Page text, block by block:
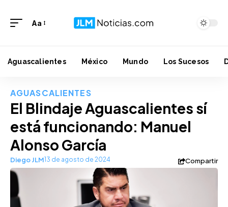
Aa
Aguascalientes México Mundo Los Sucesos
AGUASCALIENTES
El Blindaje Aguascalientes sí
está funcionando: Manuel
Alonso García
Diego JLM13 de agosto de 2024 Compartir